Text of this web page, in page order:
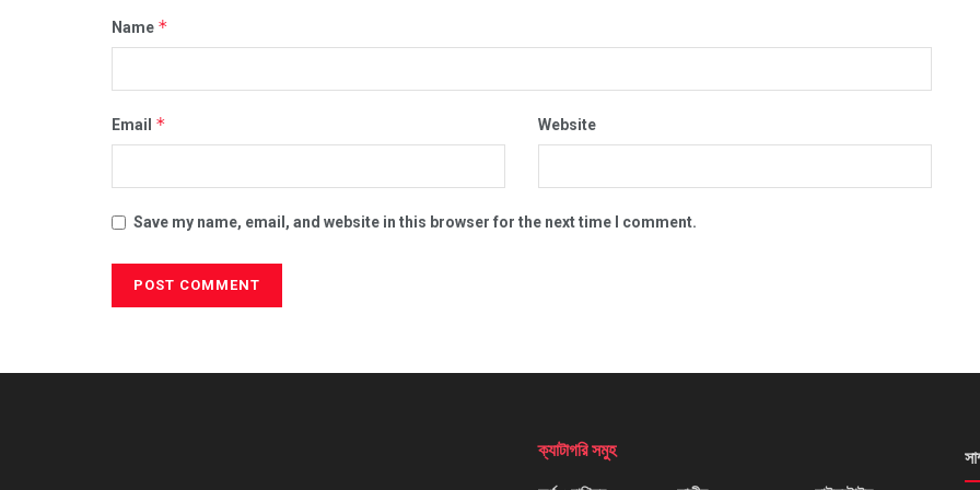
Name *
Email * Website
Save my name, email, and website in this browser for the next time I comment.
ক্যাটাগরি সমুহ